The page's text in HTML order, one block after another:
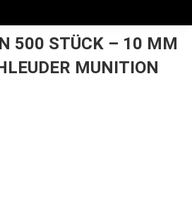
500 STÜCK – 10 MM
MUNITION